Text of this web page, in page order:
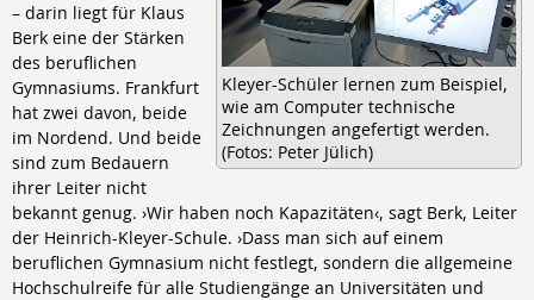
Kleyer-Schüler lernen zum Beispiel,
wie am Computer technische
Zeichnungen angefertigt werden.
(Fotos: Peter Jülich)
– darin liegt für Klaus
Berk eine der Stärken
des beruflichen
Gymnasiums. Frankfurt
hat zwei davon, beide
im Nordend. Und beide
sind zum Bedauern
ihrer Leiter nicht
bekannt genug. ›Wir haben noch Kapazitäten‹, sagt Berk, Leiter
der Heinrich-Kleyer-Schule. ›Dass man sich auf einem
beruflichen Gymnasium nicht festlegt, sondern die allgemeine
Hochschulreife für alle Studiengänge an Universitäten und